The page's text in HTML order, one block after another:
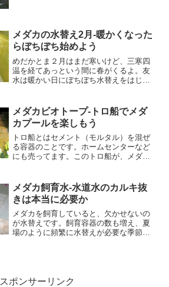
水程度にしておきたいとこ...
メダカの水替え2月-暖かくなった
らぼちぼち始めよう
めだかとま２月はまだ寒いけど、三寒四
温を経てあっという間に春がくるよ。友
水は暖かい日にぼちぼち水替えをはじめ
ず、そう汚れてないように見えるわ。め
だかとま容器に網を張って...
メダカビオトープ-トロ船でメダ
カプールを楽しもう
トロ船とはセメント（モルタル）を混ぜ
る容器のことです。ホームセンターなど
にも売ってます。このトロ船が、メダカ
稚魚たちは簡単に１００を超えてしまい
ますよね。若魚となった稚...
メダカ飼育水-水道水のカルキ抜
きは本当に必要か
メダカを飼育していると、欠かせないの
が水替えです。飼育容器の数も増え、夏
場のように頻繁に水替えが必要な季節に
スポンサーリンク